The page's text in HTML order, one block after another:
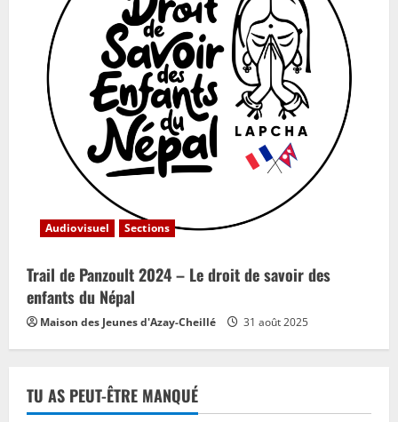
Audiovisuel Sections
Trail de Panzoult 2024 – Le droit de savoir des
enfants du Népal
Maison des Jeunes d'Azay-Cheillé 31 août 2025
TU AS PEUT-ÊTRE MANQUÉ